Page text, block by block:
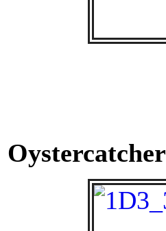
Oystercatcher